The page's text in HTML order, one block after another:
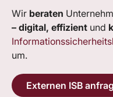
Wir beraten
– digital, effizient und
um.
Externen ISB